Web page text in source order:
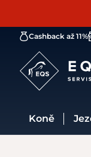
Cashback až 11%
Koně